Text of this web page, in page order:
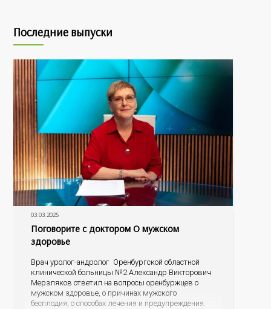
Последние выпуски
03.03.2025
Поговорите с доктором О мужском
здоровье
Врач уролог-андролог Оренбургской областной
клинической больницы №2 Александр Викторович
Мерзляков ответил на вопросы оренбуржцев о
мужском здоровье, о причинах мужского
бесплодия, о способах лечения и предупреждения.